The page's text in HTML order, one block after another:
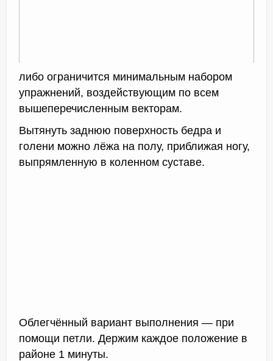
либо ограничится минимальным набором
упражнений, воздействующим по всем
вышеперечисленным векторам.
Вытянуть заднюю поверхность бедра и
голени можно лёжа на полу, приближая ногу,
выпрямленную в коленном суставе.
Облегчённый вариант выполнения — при
помощи петли. Держим каждое положение в
районе 1 минуты.